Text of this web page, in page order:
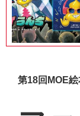
第18回MOE